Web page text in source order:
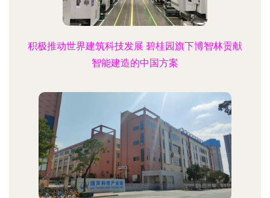
积极推动世界建筑科技发展 碧桂园旗下博智林贡献
智能建造的中国方案